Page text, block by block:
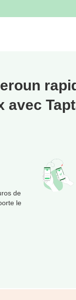
avec
de
le